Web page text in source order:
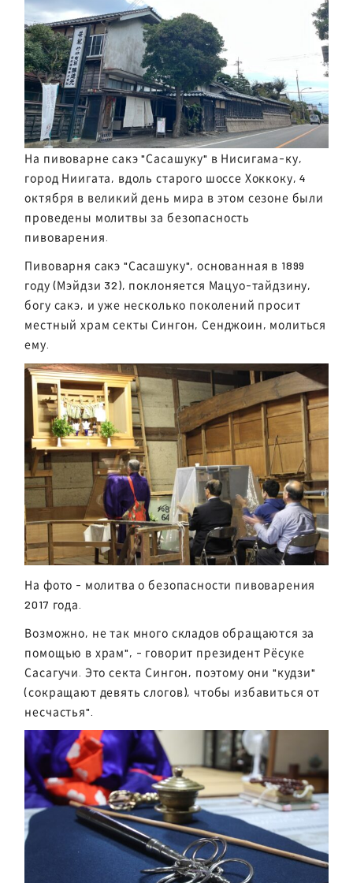
На пивоварне сакэ "Сасашуку" в Нисигама-ку,
город Ниигата, вдоль старого шоссе Хоккоку, 4
октября в великий день мира в этом сезоне были
проведены молитвы за безопасность
пивоварения.
Пивоварня сакэ "Сасашуку", основанная в 1899
году (Мэйдзи 32), поклоняется Мацуо-тайдзину,
богу сакэ, и уже несколько поколений просит
местный храм секты Сингон, Сенджоин, молиться
ему.
На фото - молитва о безопасности пивоварения
2017 года.
Возможно, не так много складов обращаются за
помощью в храм", - говорит президент Рёсуке
Сасагучи. Это секта Сингон, поэтому они "кудзи"
(сокращают девять слогов), чтобы избавиться от
несчастья".